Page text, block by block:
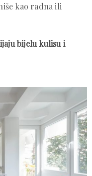
kao radna ili
bijelu kulisu i